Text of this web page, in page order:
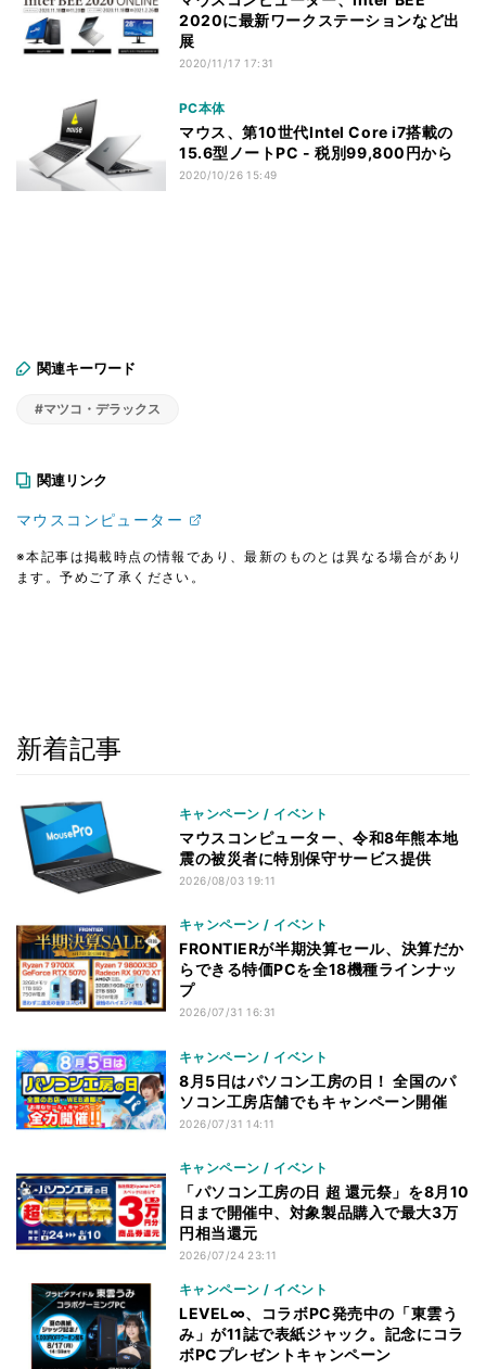
2020に最新ワークステーションなど出
展
2020/11/17 17:31
PC本体
マウス、第10世代Intel Core i7搭載の
15.6型ノートPC - 税別99,800円から
2020/10/26 15:49
関連キーワード
#マツコ・デラックス
関連リンク
マウスコンピューター
※本記事は掲載時点の情報であり、最新のものとは異なる場合があり
ます。予めご了承ください。
新着記事
キャンペーン / イベント
マウスコンピューター、令和8年熊本地
震の被災者に特別保守サービス提供
2026/08/03 19:11
キャンペーン / イベント
FRONTIERが半期決算セール、決算だか
らできる特価PCを全18機種ラインナッ
プ
2026/07/31 16:31
キャンペーン / イベント
8月5日はパソコン工房の日！ 全国のパ
ソコン工房店舗でもキャンペーン開催
2026/07/31 14:11
キャンペーン / イベント
「パソコン工房の日 超 還元祭」を8月10
日まで開催中、対象製品購入で最大3万
円相当還元
2026/07/24 23:11
キャンペーン / イベント
LEVEL∞、コラボPC発売中の「東雲う
み」が11誌で表紙ジャック。記念にコラ
ボPCプレゼントキャンペーン